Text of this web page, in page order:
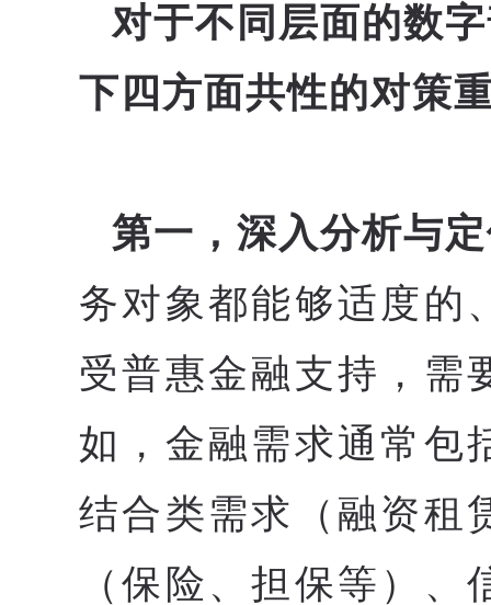
对于不同层面的数
下四方面共性的对策
第一，深入分析与
务对象都能够适度的
受普惠金融支持，需
如，金融需求通常包
结合类需求（融资租
（保险、担保等）